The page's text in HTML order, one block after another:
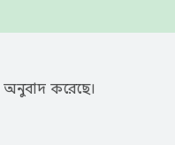
অনুবাদ করেছে।